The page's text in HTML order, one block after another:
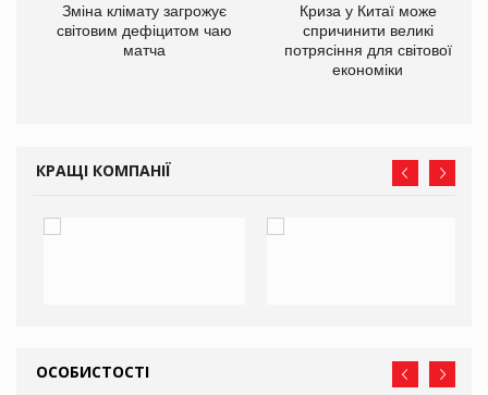
Зміна клімату загрожує
світовим дефіцитом чаю
матча
Криза у Китаї може
спричинити великі
потрясіння для світової
економіки
КРАЩІ КОМПАНІЇ
ОСОБИСТОСТІ